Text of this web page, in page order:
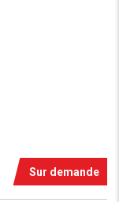
Sur demande